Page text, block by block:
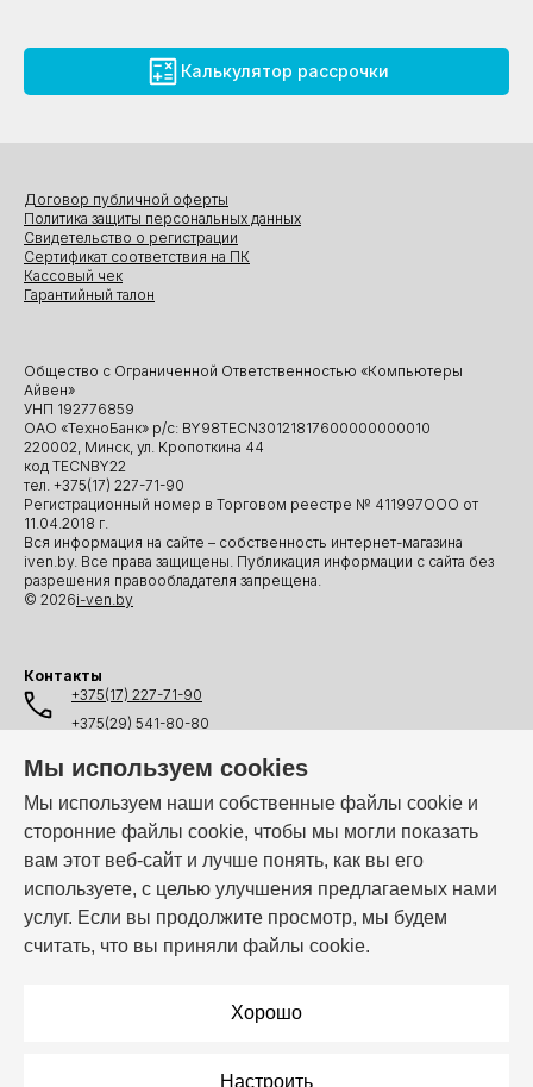
Мы используем cookies
Мы используем наши собственные файлы cookie и
сторонние файлы cookie, чтобы мы могли показать
вам этот веб-сайт и лучше понять, как вы его
используете, с целью улучшения предлагаемых нами
услуг. Если вы продолжите просмотр, мы будем
считать, что вы приняли файлы cookie.
Хорошо
Настроить
Калькулятор рассрочки
Общество с Ограниченной Ответственностью «Компьютеры
Айвен»
УНП 192776859
ОАО «ТехноБанк» р/с: BY98TECN30121817600000000010
220002, Минск, ул. Кропоткина 44
код TECNBY22
тел. +375(17) 227-71-90
Регистрационный номер в Торговом реестре № 411997ООО от
11.04.2018 г.
Вся информация на сайте – собственность интернет-магазина
iven.by. Все права защищены. Публикация информации с сайта без
разрешения правообладателя запрещена.
© 2026i-ven.by
Договор публичной оферты
Политика защиты персональных данных
Свидетельство о регистрации
Сертификат соответствия на ПК
Кассовый чек
Гарантийный талон
Контакты
+375(17) 227-71-90
+375(29) 541-80-80
+375(44) 541-80-80
info@i-ven.by
Мы в мессенджерах:
Режим работы: Пн–Пт: 10:00 – 19:00